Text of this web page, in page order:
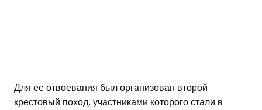
Для ее отвоевания был организован второй
крестовый поход, участниками которого стали в